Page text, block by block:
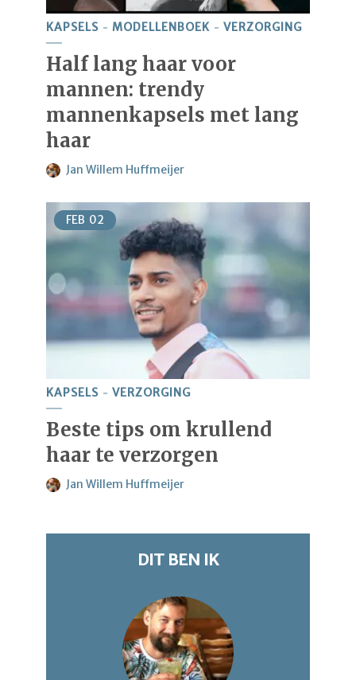
KAPSELS MODELLENBOEK VERZORGING
Half lang haar voor
mannen: trendy
mannenkapsels met lang
haar
Jan Willem Huffmeijer
FEB 02
KAPSELS VERZORGING
Beste tips om krullend
haar te verzorgen
Jan Willem Huffmeijer
DIT BEN IK